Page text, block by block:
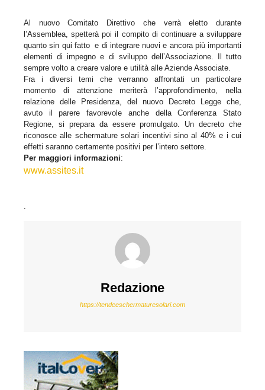
Al nuovo Comitato Direttivo che verrà eletto durante
l’Assemblea, spetterà poi il compito di continuare a sviluppare
quanto sin qui fatto e di integrare nuovi e ancora più importanti
elementi di impegno e di sviluppo dell’Associazione. Il tutto
sempre volto a creare valore e utilità alle Aziende Associate.
Fra i diversi temi che verranno affrontati un particolare
momento di attenzione meriterà l’approfondimento, nella
relazione delle Presidenza, del nuovo Decreto Legge che,
avuto il parere favorevole anche della Conferenza Stato
Regione, si prepara da essere promulgato. Un decreto che
riconosce alle schermature solari incentivi sino al 40% e i cui
effetti saranno certamente positivi per l’intero settore.
Per maggiori informazioni:
www.assites.it
Redazione
https://tendeeschermaturesolari.com